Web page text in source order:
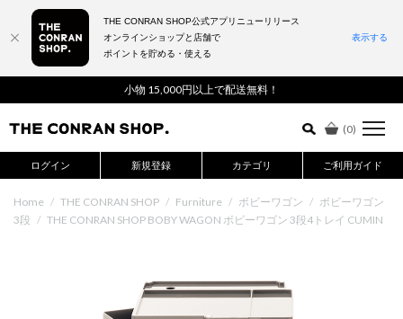
小物 15,000円以上で配送無料！
(0)
ログイン 新規登録 カテゴリ ご利用ガイド
詳細検索はこちら
Home / THE CONRAN SHOP / Furniture / ボビーワゴン / ボビーワゴン
3段 / THE CONRAN SHOP BOBY WAGON ボビーワゴン 3段4トレイ CUMIN
THE CONRAN SHOP公式アプリニューリリース
オンラインショップと店舗で
ポイントを貯める・使える
表示する